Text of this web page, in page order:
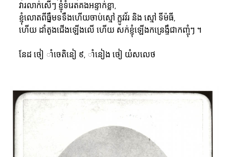
វារលាក់សើៗ ខ្ញុំទំរេតគងអន្ទាក់ខ្លា,
ខ្ញុំលោតពីធ្នឹមទទឹងហើយចាប់ស្មៅ ក្លូវវ័រ និង ស្មៅ ទីម៉ធី,
ហើយ ដាំតូងជើងឡើងលើ ហើយ សក់ខ្ញុំឡើងកន្រេង្ទឹជាកញ្ចុំៗ ។
នែដ ថៀ ាំចេតិនៀ ៩, ាំនៀង ថៀ យំសលេថ